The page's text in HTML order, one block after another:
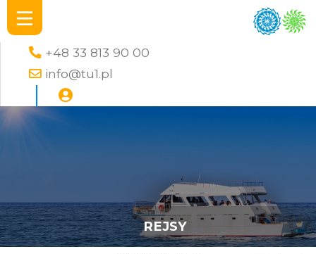
+48 33 813 90 00
info@tu1.pl
REJSY